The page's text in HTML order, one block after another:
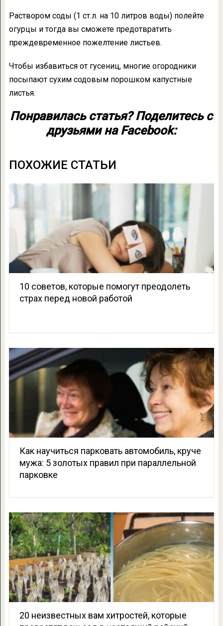
Раствором соды (1 ст.л. на 10 литров воды) полейте
огурцы и тогда вы сможете предотвратить
преждевременное пожелтение листьев.
Чтобы избавиться от гусениц, многие огородники
посыпают сухим содовым порошком капустные
листья.
Понравилась статья? Поделитесь с
друзьями на Facebook:
ПОХОЖИЕ СТАТЬИ
10 советов, которые помогут преодолеть
страх перед новой работой
Как научиться парковать автомобиль, круче
мужа: 5 золотых правил при параллельной
парковке
20 неизвестных вам хитростей, которые